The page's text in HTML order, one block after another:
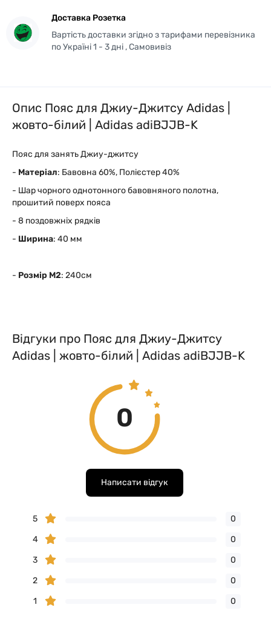
Доставка Розетка
Вартість доставки згідно з тарифами перевізника
по Україні 1 - 3 дні , Самовивіз
Опис Пояс для Джиу-Джитсу Adidas |
жовто-білий | Adidas adiBJJB-K
Пояс для занять Джиу-джитсу
- Матеріал: Бавовна 60%, Полієстер 40%
- Шар чорного однотонного бавовняного полотна,
прошитий поверх пояса
- 8 поздовжніх рядків
- Ширина: 40 мм
- Розмір М2: 240см
Відгуки про Пояс для Джиу-Джитсу
Adidas | жовто-білий | Adidas adiBJJB-K
0
Написати відгук
5
0
4
0
3
0
2
0
1
0